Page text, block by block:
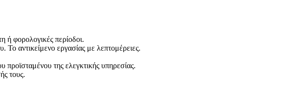
ή φορολογικές περίοδοι.
Το αντικείμενο εργασίας με λεπτομέρειες.
προϊσταμένου της ελεγκτικής υπηρεσίας.
τους.